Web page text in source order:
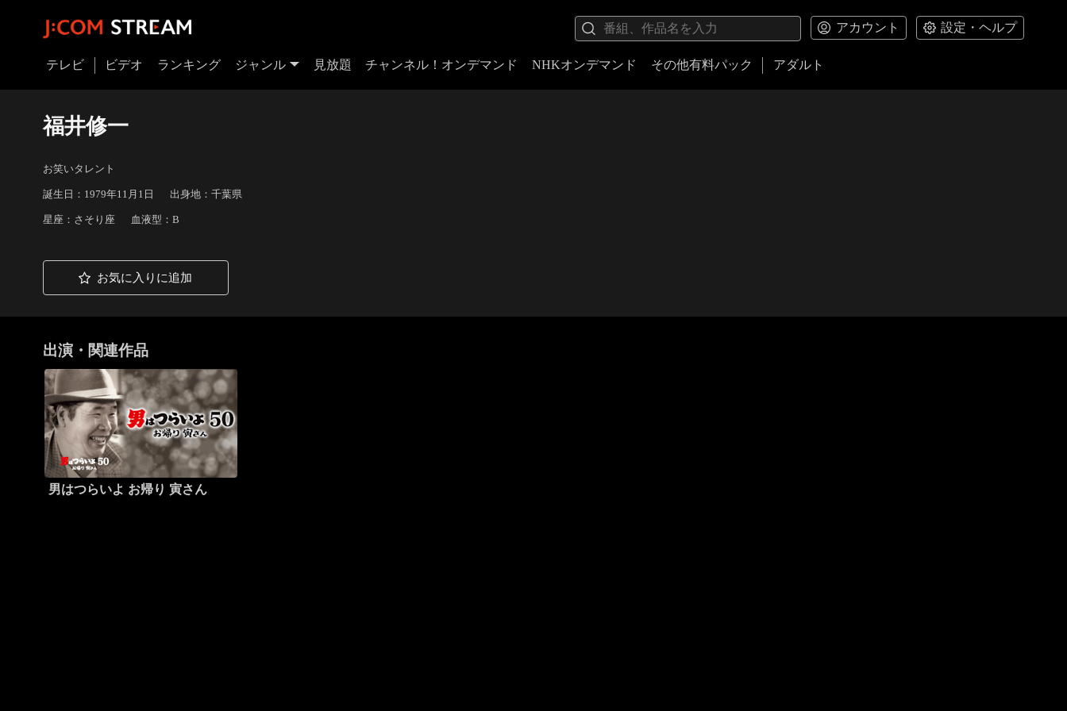
アカウント 設定・ヘルプ
テレビ ビデオ ランキング ジャンル 見放題 チャンネル！オンデマンド NHKオンデマンド その他有料パック アダルト
福井修一
お笑いタレント
誕生日：1979年11月1日 出身地：千葉県
星座：さそり座 血液型：B
お気に入りに追加
出演・関連作品
男はつらいよ お帰り 寅さん